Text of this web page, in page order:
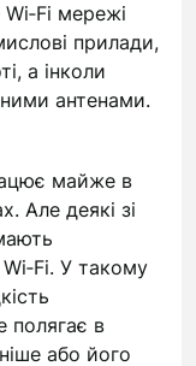
мережі
прилади,
а інколи
антенами.
майже в
Але деякі зі
У такому
полягає в
або його